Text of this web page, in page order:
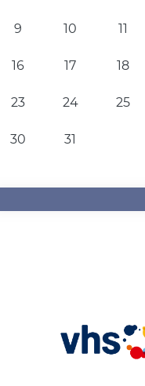
9 10 11
16 17 18
23 24 25
30 31